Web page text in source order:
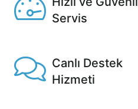
Servis
Canlı Destek
Hizmeti